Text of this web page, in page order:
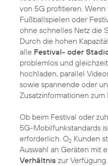
von 5G profitieren.
Fußballspielen oder
ohne schnelles Netz die
Durch die hohen
alle Festival- oder
problemlos und
hochladen, parallel
sowie spannende oder
Zusatzinformationen zum
Ob beim Festival oder
5G-Mobilfunkstandards
erforderlich. O2 Kunden
Auswahl an Geräten mit
Verhältnis zur Verfügung.